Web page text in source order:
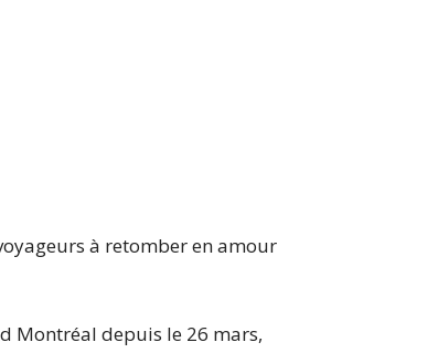
à retomber en amour
Montréal depuis le 26 mars,